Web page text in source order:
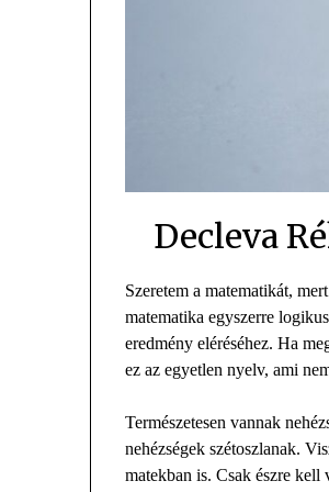
Decleva
Szeretem a matematikát,
matematika egyszerre
eredmény eléréséhez. Ha
ez az egyetlen nyelv, ami
Természetesen vannak
nehézségek szétoszlanak.
matekban is. Csak észre